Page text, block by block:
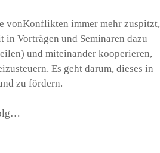
vonKonflikten immer mehr zuspitzt,
Vorträgen und Seminaren dazu
und miteinander kooperieren,
Es geht darum, dieses in
zu fördern.